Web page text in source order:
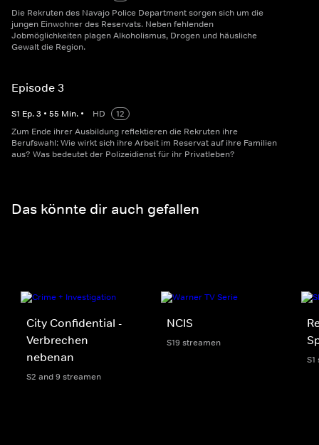
Die Rekruten des Navajo Police Department sorgen sich um die
jungen Einwohner des Reservats. Neben fehlenden
Jobmöglichkeiten plagen Alkoholismus, Drogen und häusliche
Gewalt die Region.
Episode 3
S1 Ep.3 • 55 Min. • HD
12
Zum Ende ihrer Ausbildung reflektieren die Rekruten ihre
Berufswahl: Wie wirkt sich ihre Arbeit im Reservat auf ihre Familien
aus? Was bedeutet der Polizeidienst für ihr Privatleben?
Das könnte dir auch gefallen
City Confidential -
Verbrechen
nebenan
S2 and 9 streamen
NCIS
S19 streamen